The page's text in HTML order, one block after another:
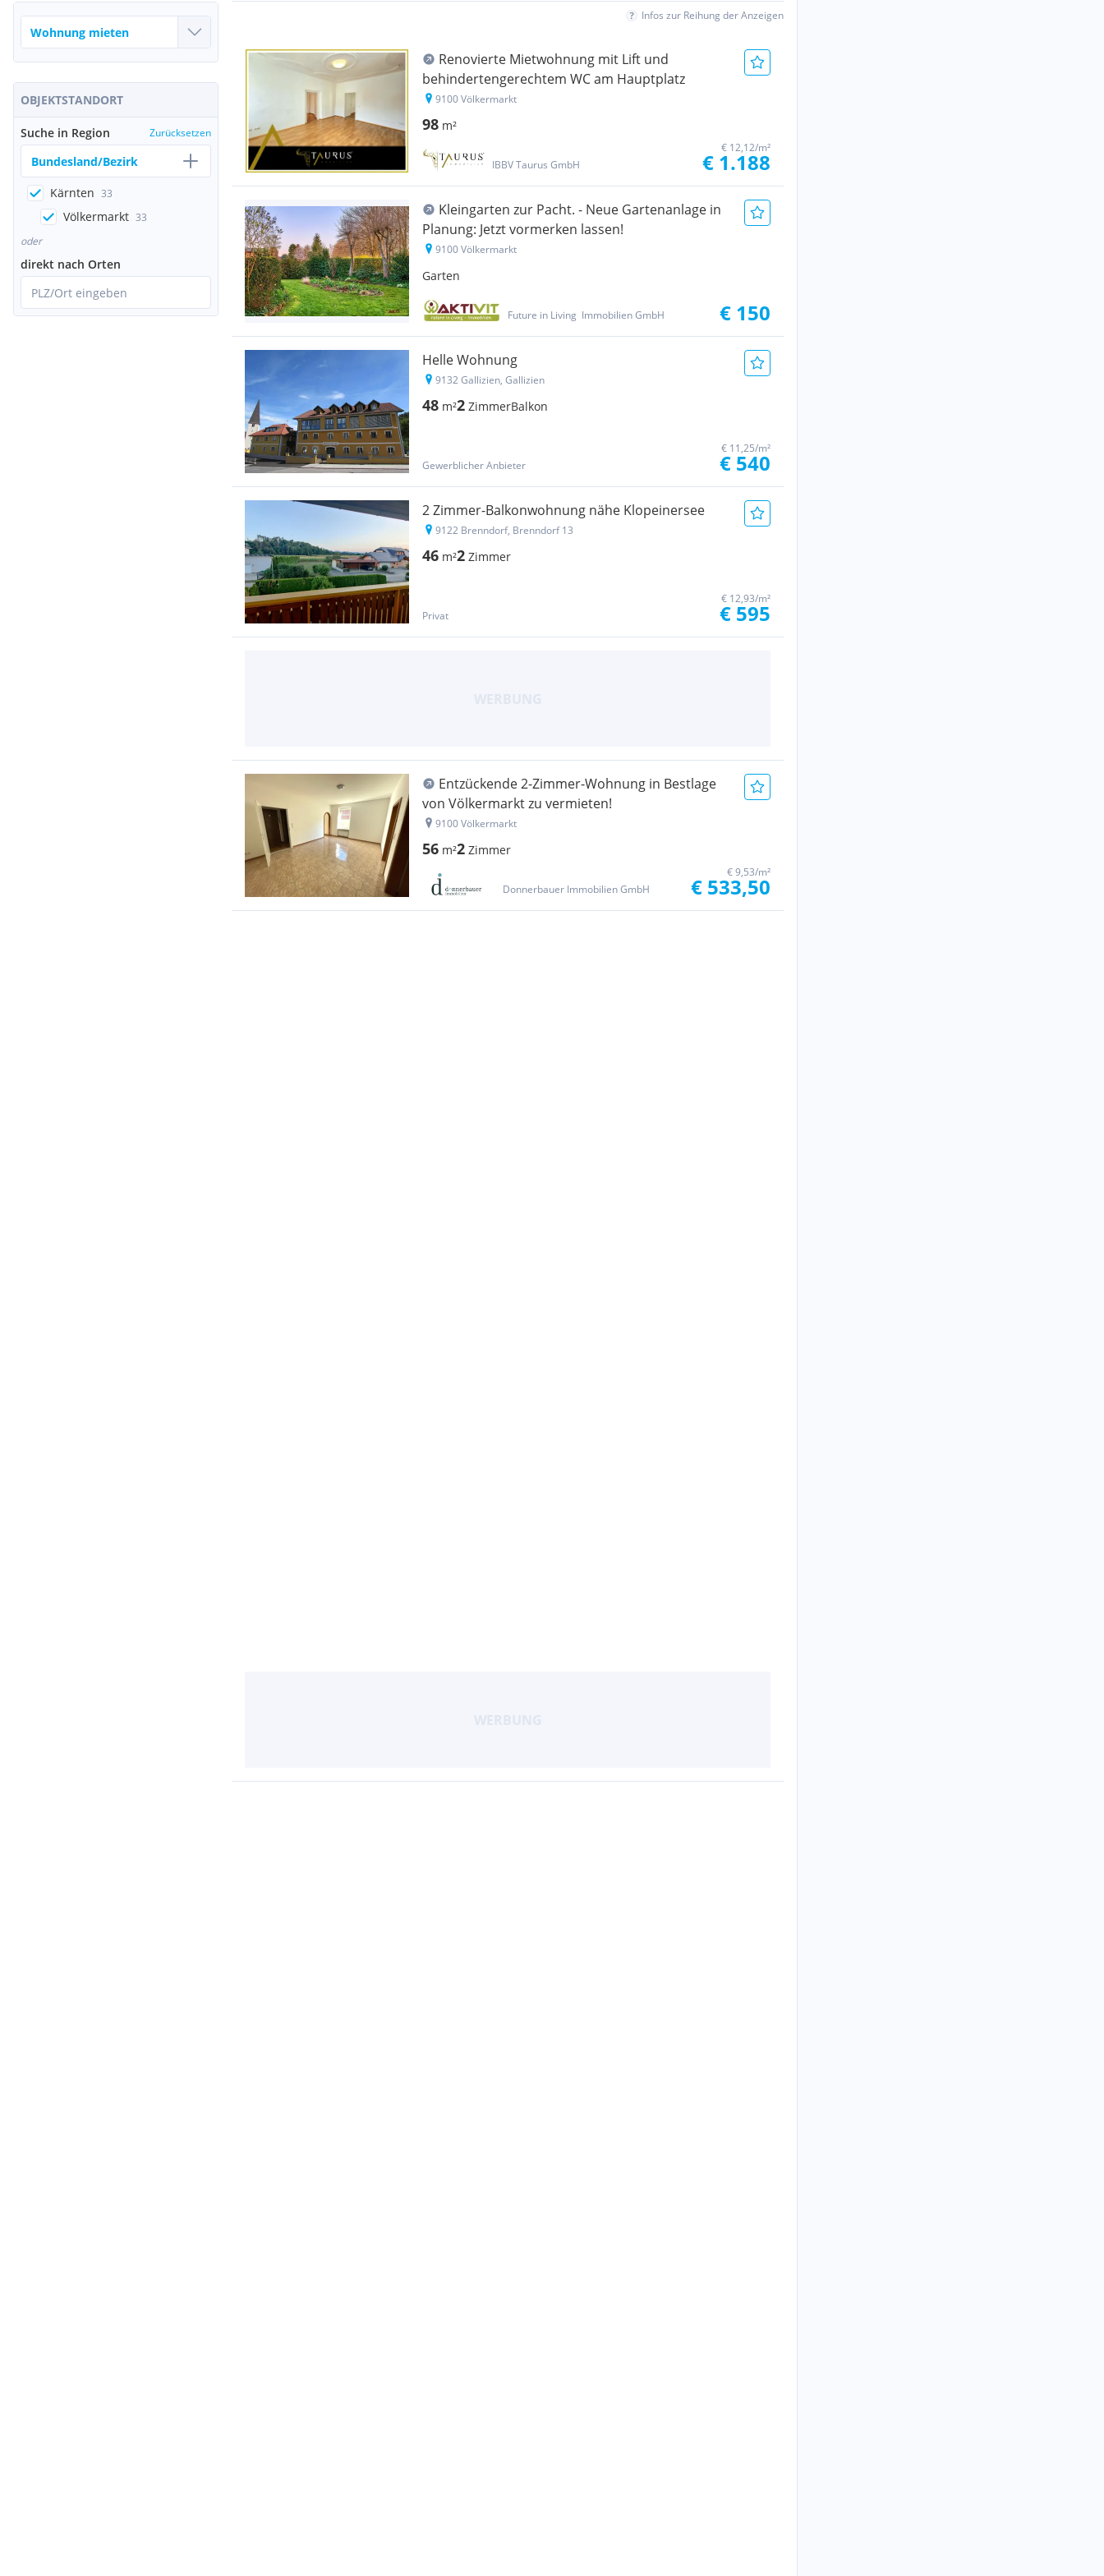
OBJEKTSTANDORT
Suche in Region Zurücksetzen
Bundesland/Bezirk
Kärnten 33
Völkermarkt 33
oder
direkt nach Orten
PLZ/Ort eingeben
Infos zur Reihung der Anzeigen
Renovierte Mietwohnung mit Lift und
behindertengerechtem WC am Hauptplatz
9100 Völkermarkt
98 m²
IBBV Taurus GmbH
€ 12,12/m²
€ 1.188
Kleingarten zur Pacht. - Neue Gartenanlage in
Planung: Jetzt vormerken lassen!
9100 Völkermarkt
Garten
Future in Living  Immobilien GmbH € 150
Helle Wohnung
9132 Gallizien, Gallizien
48 m²2 ZimmerBalkon
Gewerblicher Anbieter
€ 11,25/m²
€ 540
2 Zimmer-Balkonwohnung nähe Klopeinersee
9122 Brenndorf, Brenndorf 13
46 m²2 Zimmer
Privat
€ 12,93/m²
€ 595
Entzückende 2-Zimmer-Wohnung in Bestlage
von Völkermarkt zu vermieten!
9100 Völkermarkt
56 m²2 Zimmer
Donnerbauer Immobilien GmbH
€ 9,53/m²
€ 533,50